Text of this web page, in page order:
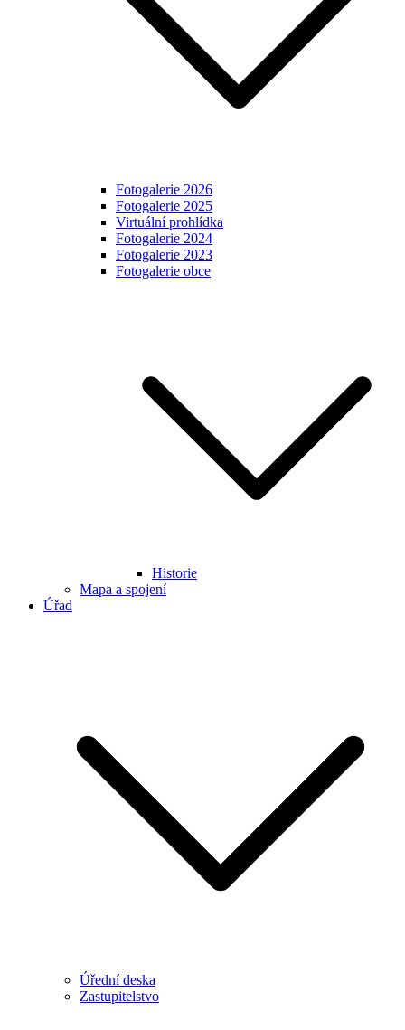
Fotogalerie 2026
Fotogalerie 2025
Virtuální prohlídka
Fotogalerie 2024
Fotogalerie 2023
Fotogalerie obce
Historie
Mapa a spojení
Úřad
Úřední deska
Zastupitelstvo